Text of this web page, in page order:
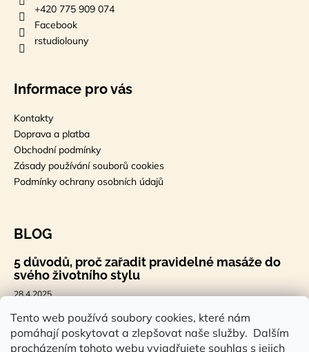
Tento web používá soubory cookies, které nám
pomáhají poskytovat a zlepšovat naše služby. Dalším
procházením tohoto webu vyjadřujete souhlas s jejich
+420 775 909 074
Facebook
rstudiolouny
Informace pro vás
Kontakty
Doprava a platba
Obchodní podmínky
Zásady používání souborů cookies
Podmínky ochrany osobních údajů
BLOG
5 důvodů, proč zařadit pravidelné masáže do
svého životního stylu
28.4.2025
🐣 Velikonoční styl, který tě bude bavit
7.4.2025